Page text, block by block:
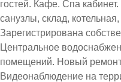
гостей. Кафе. Спа
санузлы, склад,
Зарегистрирована
Центральное
помещений. Новый
Видеонаблюдение на